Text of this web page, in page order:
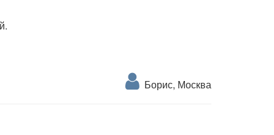
Борис, Москва